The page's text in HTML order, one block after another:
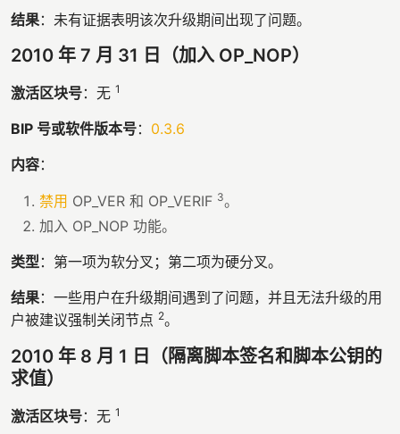
结果：未有证据表明该次升级期间出现了问题。
2010 年 7 月 31 日（加入 OP_NOP）
激活区块号：无 1
BIP 号或软件版本号： 0.3.6
内容：
禁用 OP_VER 和 OP_VERIF 3。
加入 OP_NOP 功能。
类型：第一项为软分叉；第二项为硬分叉。
结果：一些用户在升级期间遇到了问题，并且无法升级的用
户被建议强制关闭节点 2。
2010 年 8 月 1 日（隔离脚本签名和脚本公钥的
求值）
激活区块号：无 1